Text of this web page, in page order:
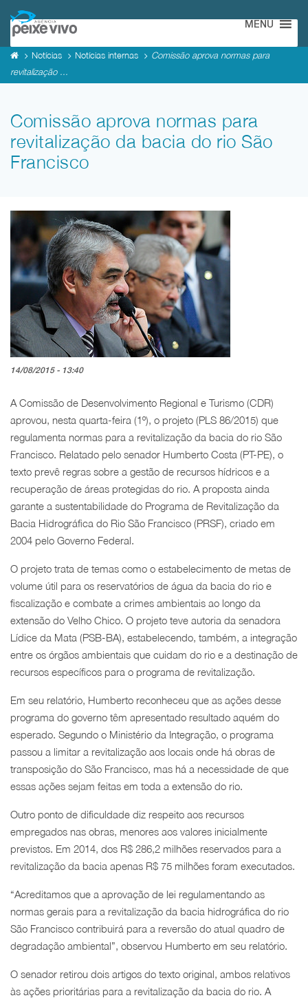
MENU
Notícias Notícias internas
Comissão aprova normas para
revitalização ...
Comissão aprova normas para
revitalização da bacia do rio São
Francisco
14/08/2015 - 13:40
A Comissão de Desenvolvimento Regional e Turismo (CDR)
aprovou, nesta quarta-feira (1º), o projeto (PLS 86/2015) que
regulamenta normas para a revitalização da bacia do rio São
Francisco. Relatado pelo senador Humberto Costa (PT-PE), o
texto prevê regras sobre a gestão de recursos hídricos e a
recuperação de áreas protegidas do rio. A proposta ainda
garante a sustentabilidade do Programa de Revitalização da
Bacia Hidrográfica do Rio São Francisco (PRSF), criado em
2004 pelo Governo Federal.
O projeto trata de temas como o estabelecimento de metas de
volume útil para os reservatórios de água da bacia do rio e
fiscalização e combate a crimes ambientais ao longo da
extensão do Velho Chico. O projeto teve autoria da senadora
Lídice da Mata (PSB-BA), estabelecendo, também, a integração
entre os órgãos ambientais que cuidam do rio e a destinação de
recursos específicos para o programa de revitalização.
Em seu relatório, Humberto reconheceu que as ações desse
programa do governo têm apresentado resultado aquém do
esperado. Segundo o Ministério da Integração, o programa
passou a limitar a revitalização aos locais onde há obras de
transposição do São Francisco, mas há a necessidade de que
essas ações sejam feitas em toda a extensão do rio.
Outro ponto de dificuldade diz respeito aos recursos
empregados nas obras, menores aos valores inicialmente
previstos. Em 2014, dos R$ 286,2 milhões reservados para a
revitalização da bacia apenas R$ 75 milhões foram executados.
“Acreditamos que a aprovação de lei regulamentando as
normas gerais para a revitalização da bacia hidrográfica do rio
São Francisco contribuirá para a reversão do atual quadro de
degradação ambiental”, observou Humberto em seu relatório.
O senador retirou dois artigos do texto original, ambos relativos
às ações prioritárias para a revitalização da bacia do rio. A